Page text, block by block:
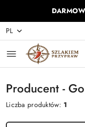
Przejdź do treści
Przejdź do
Przejdź do moje
Przejdź do menu
Przejdź do stopki
PL
Producent -
Liczba produktów: 1